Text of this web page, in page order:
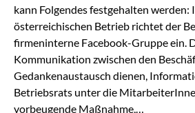
kann Folgendes festgehalten werden:
österreichischen Betrieb richtet der
firmeninterne Facebook-Gruppe ein.
Kommunikation zwischen den
Gedankenaustausch dienen,
Betriebsrats unter die
vorbeugende Maßnahme,…